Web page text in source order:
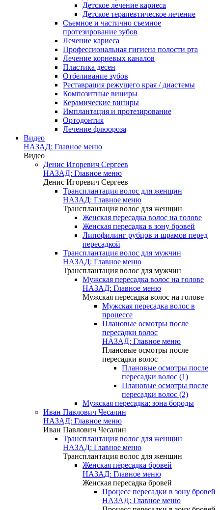
Детское лечение кариеса
Детское терапевтическое лечение
Съемное и частично съемное
протезирование зубов
Лечение кариеса
Профессиональная гигиена полости рта
Лечение корневых каналов
Пластика десен
Отбеливание зубов
Реставрация режущего края / диастемы
Композитные виниры
Керамические виниры
Имплантация и протезирование
Ортодонтия
Лечение флюороза
Видео
НАЗАД: Главное меню
Видео
Денис Игоревич Сергеев
НАЗАД: Главное меню
Денис Игоревич Сергеев
Трансплантация волос для женщин
НАЗАД: Главное меню
Трансплантация волос для женщин
Женская пересадка волос на голове
Женская пересадка в зону бровей
Липофилинг рубцов и шрамов перед
пересадкой
Трансплантация волос для мужчин
НАЗАД: Главное меню
Трансплантация волос для мужчин
Мужская пересадка волос на голове
НАЗАД: Главное меню
Мужская пересадка волос на голове
Мужская пересадка волос в
процессе
Плановые осмотры после
пересадки волос
НАЗАД: Главное меню
Плановые осмотры после
пересадки волос
Плановые осмотры после
пересадки волос (1)
Плановые осмотры после
пересадки волос (2)
Мужская пересадка: зона бороды
Иван Павлович Чесалин
НАЗАД: Главное меню
Иван Павлович Чесалин
Трансплантация волос для женщин
НАЗАД: Главное меню
Трансплантация волос для женщин
Женская пересадка бровей
НАЗАД: Главное меню
Женская пересадка бровей
Процесс пересадки в зону бровей
НАЗАД: Главное меню